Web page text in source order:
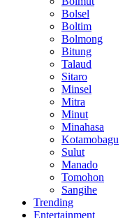
Bolsel
Boltim
Bolmong
Bitung
Talaud
Sitaro
Minsel
Mitra
Minut
Minahasa
Kotamobagu
Sulut
Manado
Tomohon
Sangihe
Trending
Entertainment